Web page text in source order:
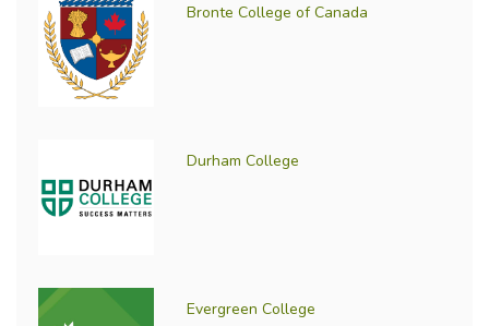
Bronte College of Canada
Durham College
Evergreen College